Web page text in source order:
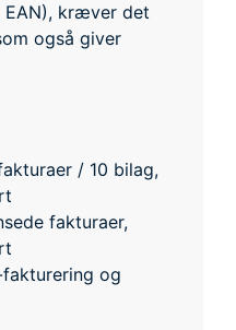
kræver det
også giver
/ 10 bilag,
fakturaer,
og